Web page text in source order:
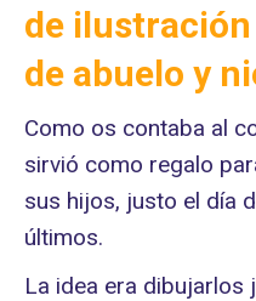
de
de abuelo y
Como os contaba al
sirvió como regalo
sus hijos, justo el día
últimos.
La idea era dibujarlos